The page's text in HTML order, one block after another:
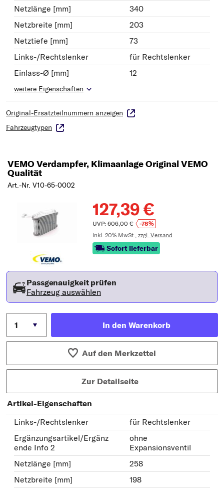
Netzlänge [mm]
340
Netzbreite [mm]
203
Netztiefe [mm]
73
Links-/Rechtslenker
für Rechtslenker
Einlass-Ø [mm]
12
weitere Eigenschaften
Original-Ersatzteilnummern anzeigen
Fahrzeugtypen
VEMO Verdampfer, Klimaanlage Original VEMO
Qualität
Art.-Nr. V10-65-0002
127,39 €
UVP: 606,00 €
-78%
inkl. 20% MwSt., zzgl. Versand
Sofort lieferbar
Passgenauigkeit prüfen
Fahrzeug auswählen
In den Warenkorb
Auf den Merkzettel
Zur Detailseite
Artikel-Eigenschaften
Links-/Rechtslenker
für Rechtslenker
Ergänzungsartikel/Ergänz
ende Info 2
ohne
Expansionsventil
Netzlänge [mm]
258
Netzbreite [mm]
198